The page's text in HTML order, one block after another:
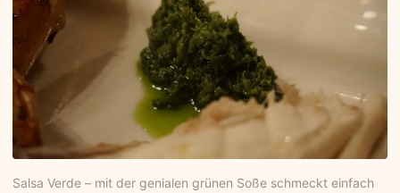
Salsa Verde – mit der genialen grünen Soße schmeckt einfach